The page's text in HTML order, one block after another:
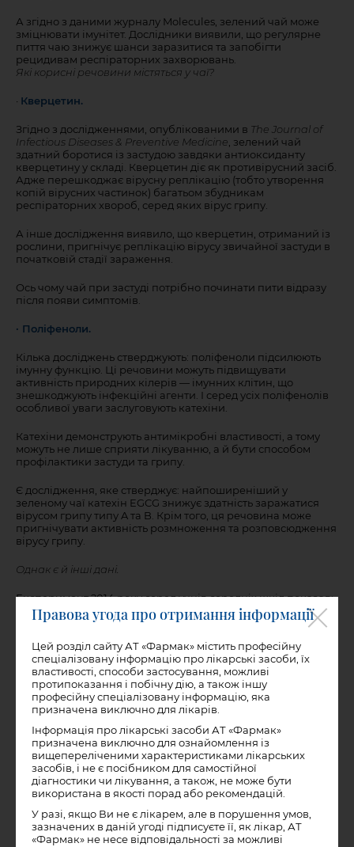
А згідно з даними журналу Molecules, зелений чай може
зміцнювати імунітет. Дослідники виявили, що регулярне
пиття чаю знижує шанси заразитися та запобігти
рецидивам респіраторних захворювань.
Які корисні речовини містяться у чаї?
· Кверцетин.
Згідно з дослідженнями, опублікованими в The Journal of
Infectious Diseases & Preventive Medicine , зелений чай
здатний боротися із застудою завдяки антиоксиданту
кверцетину у складі. Кверцетин діє як противірусний засіб.
Адже перешкоджає вірусну реплікацію (тобто утворення
копій вірусних частинок) багатьом збудникам
респіраторних хвороб, серед яких вірус грипу.
А інше дослідження виявило, що кверцетин, отриманий із
рослини, пригнічує реплікацію вірусу звичайної застуди в
початковій стадії зараження.
Ось чому чай при застуді потрібно починати пити відразу
після появи симптомів.
· Поліфеноли.
Кілька досліджень стверджують: поліфеноли підсилюють
імунну функцію. Ці речовини можуть підвищувати
активність природних кілерів — імунних клітин, що
знешкоджують інфекційні агенти. І серед усіх поліфенолів
особливої уваги заслуговують катехіни.
Катехіни демонструють антимікробні властивості, а тому
можуть не лише сприяти лікуванню, а й бути способом
профілактики застуди та грипу.
Є дослідження, яке стверджує: найпоширеніший у
зеленому чаї катехін EGCG знижує здатність заражатися
вірусом грипу типу A та B. Крім того, ця речовина може
пригнічувати активність розмноження та розповсюдження
вірусу грипу.
Однак є й інші дані.
Експеримент 2014 року серед учнів середніх шкіл показав:
ефект для профілактики грипозної інфекції від полоскання
зеленим чаєм тричі на день не показав різниці від такого ж
То чи буде полоскання горла чаєм та його інгредієнтами
способом профілактики від грипозних інфекцій, ми не
знаємо. Адже для підтвердження позитивного ефекту чаю
для імунітету необхідні додаткові масштабні дослідження
для різних груп населення.
Що ще пити при застуді, крім зеленого чаю?
1) Трав’яний чай.
Наприклад, з ромашки, липи, меліси чи м’яти. Взагалі такі
чаї для імунітету можна пити в будь-якій кількості. Але
якщо маєте серйозні проблеми зі здоров’ям, краще
проконсультуйтеся з вашим лікарем.
Правова угода про отримання інформації
Цей розділ сайту АТ «Фармак» містить професійну
спеціалізовану інформацію про лікарські засоби, їх
властивості, способи застосування, можливі
протипоказання і побічну дію, а також іншу
професійну спеціалізовану інформацію, яка
призначена виключно для лікарів.
Інформація про лікарські засоби АТ «Фармак»
призначена виключно для ознайомлення із
вищепереліченими характеристиками лікарських
засобів, і не є посібником для самостійної
діагностики чи лікування, а також, не може бути
використана в якості порад або рекомендацій.
У разі, якщо Ви не є лікарем, але в порушення умов,
зазначених в даній угоді підписуєте її, як лікар, АТ
«Фармак» не несе відповідальності за можливі